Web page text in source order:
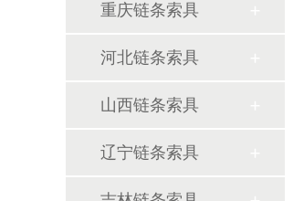
重庆链条索具
河北链条索具
山西链条索具
辽宁链条索具